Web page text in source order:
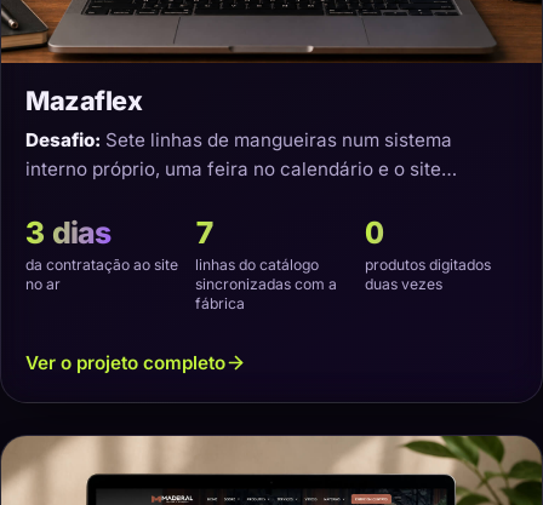
Mazaflex
Desafio: Sete linhas de mangueiras num sistema
interno próprio, uma feira no calendário e o site
3 dias
da contratação ao site
no ar
7
linhas do catálogo
sincronizadas com a
fábrica
0
produtos digitados
duas vezes
Ver o projeto completo